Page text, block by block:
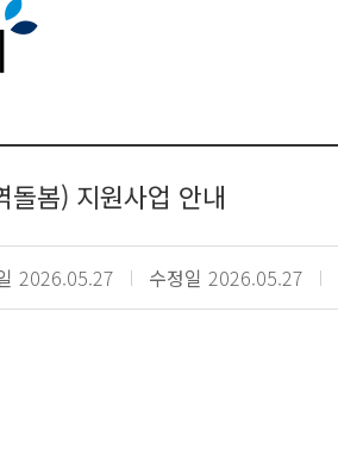
봄) 지원사업 안내
2026.05.27 수정일 2026.05.27